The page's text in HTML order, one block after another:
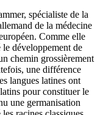
spécialiste de la
de la médecine
Comme elle
le développement de
chemin grossièrement
une différence
langues latines ont
pour constituer le
une germanisation